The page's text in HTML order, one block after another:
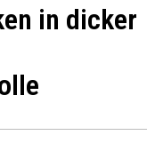
in dicker